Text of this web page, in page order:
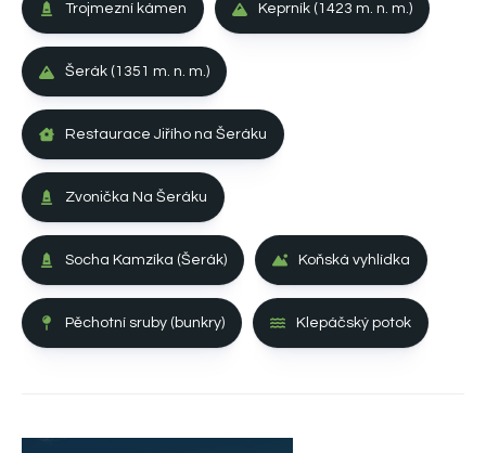
Trojmezní kámen Keprník (1423 m. n. m.)
Šerák (1351 m. n. m.)
Restaurace Jiřího na Šeráku
Zvonička Na Šeráku
Socha Kamzíka (Šerák) Koňská vyhlídka
Pěchotní sruby (bunkry) Klepáčský potok